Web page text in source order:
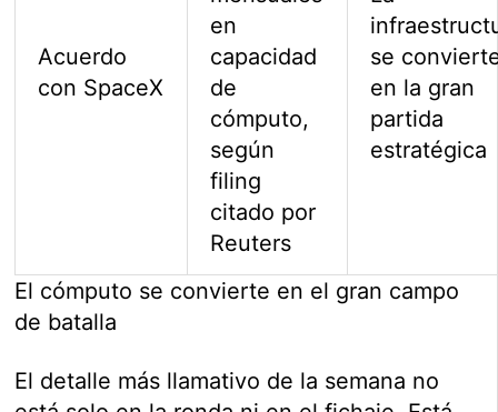
Acuerdo
con SpaceX
en
capacidad
de
cómputo,
según
filing
citado por
Reuters
se
en la gran
partida
estratégica
El cómputo se convierte en el gran campo
de batalla
El detalle más llamativo de la semana no